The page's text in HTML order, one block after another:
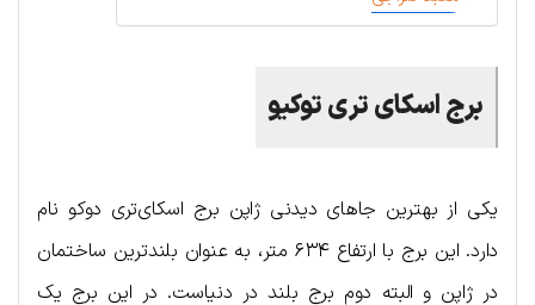
برجاسکایتریتوکیو
یکی از بهترین جاهای دیدنی ژاپن برج اسکای‌تری دوکو نام
دارد. این برج با ارتفاع ۶۳۴ متر، به عنوان بلندترین ساختمان
در ژاپن و البته دوم برج بلند در دنیاست. در این برج یک